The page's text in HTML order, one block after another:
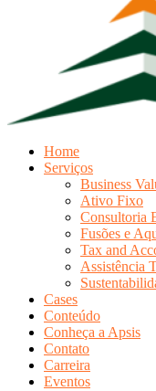
Home
Serviços
Business
Ativo Fixo
Consultoria
Fusões e
Tax and
Assistência
Cases
Conteúdo
Conheça a Apsis
Contato
Carreira
Eventos